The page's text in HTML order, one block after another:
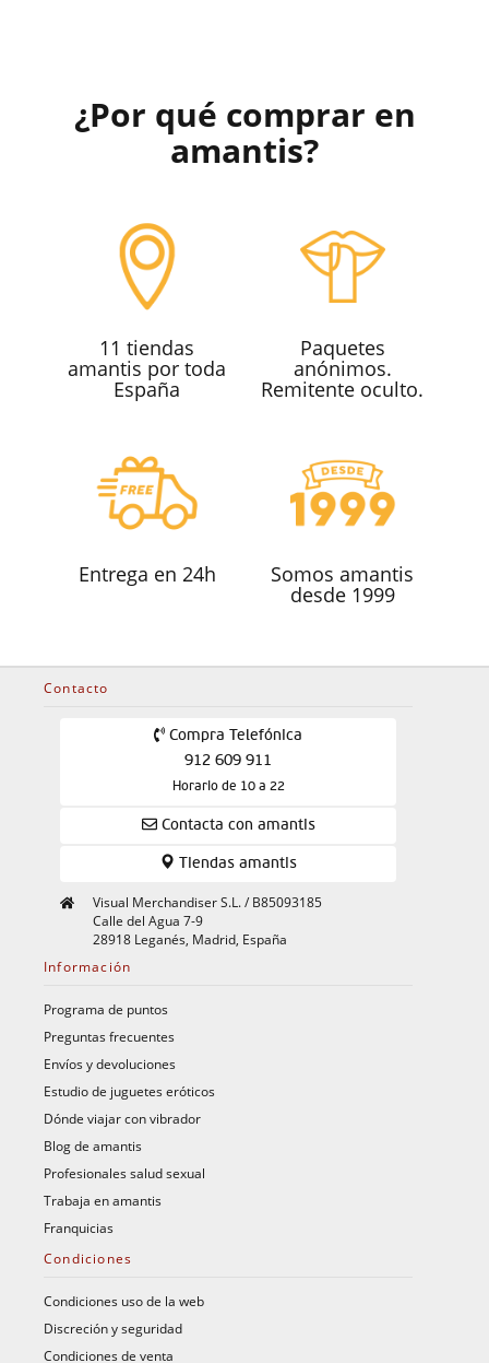
¿Por qué comprar en
amantis?
11 tiendas
amantis por toda
España
Paquetes
anónimos.
Remitente oculto.
Entrega en 24h Somos amantis
desde 1999
Contacto
Compra Telefónica
912 609 911
Horario de 10 a 22
Contacta con amantis
Tiendas amantis
Visual Merchandiser S.L. / B85093185
Calle del Agua 7-9
28918 Leganés, Madrid, España
Información
Programa de puntos
Preguntas frecuentes
Envíos y devoluciones
Estudio de juguetes eróticos
Dónde viajar con vibrador
Blog de amantis
Profesionales salud sexual
Trabaja en amantis
Franquicias
Condiciones
Condiciones uso de la web
Discreción y seguridad
Condiciones de venta